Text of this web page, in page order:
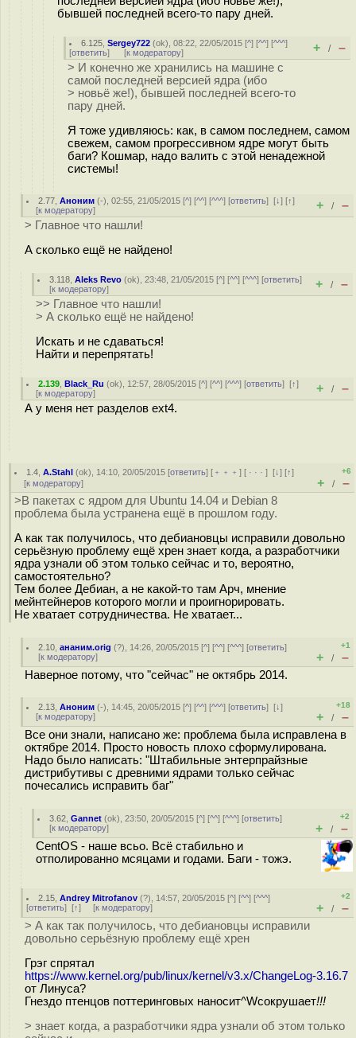
бывшей последней всего-то пару дней.
6.125 ,Sergey722 (ok), 08:22, 22/05/2015 [^] [^^] [^^^]
[ответить] [к модератору] + / –
> И конечно же хранились на машине с
самой последней версией ядра (ибо
> новьё же!), бывшей последней всего-то
пару дней.
Я тоже удивляюсь: как, в самом последнем, самом
свежем, самом прогрессивном ядре могут быть
баги? Кошмар, надо валить с этой ненадежной
системы!
2.77 ,Аноним (-), 02:55, 21/05/2015 [^] [^^] [^^^] [ответить][↓] [↑]
[к модератору] + / –
> Главное что нашли!
А сколько ещё не найдено!
3.118 ,Aleks Revo (ok), 23:48, 21/05/2015 [^] [^^] [^^^] [ответить]
[к модератору] + / –
>> Главное что нашли!
> А сколько ещё не найдено!
Искать и не сдаваться!
Найти и перепрятать!
2.139 ,Black_Ru (ok), 12:57, 28/05/2015 [^] [^^] [^^^] [ответить][↑]
[к модератору] + / –
А у меня нет разделов ext4.
1.4 ,A.Stahl (ok), 14:10, 20/05/2015 [ответить] [ ﹢﹢﹢] [ · · ·][↓] [↑]
[к модератору]
+6
+ / –
>В пакетах с ядром для Ubuntu 14.04 и Debian 8
проблема была устранена ещё в прошлом году.
А как так получилось, что дебиановцы исправили довольно
серьёзную проблему ещё хрен знает когда, а разработчики
ядра узнали об этом только сейчас и то, вероятно,
самостоятельно?
Тем более Дебиан, а не какой-то там Арч, мнение
мейнтейнеров которого могли и проигнорировать.
Не хватает сотрудничества. Не хватает...
2.10 ,ананим.orig (?), 14:26, 20/05/2015 [^] [^^] [^^^] [ответить]
[к модератору]
+1
+ / –
Наверное потому, что "сейчас" не октябрь 2014.
2.13 ,Аноним (-), 14:45, 20/05/2015 [^] [^^] [^^^] [ответить][↓]
[к модератору]
+18
+ / –
Все они знали, написано же: проблема была исправлена в
октябре 2014. Просто новость плохо сформулирована.
Надо было написать: "Штабильные энтерпрайзные
дистрибутивы с древними ядрами только сейчас
почесались исправить баг"
3.62 ,Gannet (ok), 23:50, 20/05/2015 [^] [^^] [^^^] [ответить]
[к модератору]
+2
+ / –
СentOS - наше всьо. Всё стабильно и
отполированно мсяцами и годами. Баги - тожэ.
2.15 ,Andrey Mitrofanov (?), 14:57, 20/05/2015 [^] [^^] [^^^]
[ответить] [↑] [к модератору]
+2
+ / –
> А как так получилось, что дебиановцы исправили
довольно серьёзную проблему ещё хрен
Грэг спрятал
https://www.kernel.org/pub/linux/kernel/v3.x/ChangeLog-3.16.7
от Линуса?
Гнездо птенцов поттеринговых наносит^Wсокрушает!!!
> знает когда, а разработчики ядра узнали об этом только